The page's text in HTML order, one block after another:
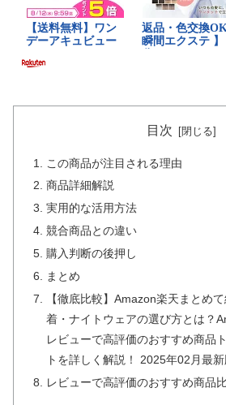
目次
この商品が注目される理由
商品詳細解説
実用的な活用方法
競合商品との違い
購入判断の後押し
まとめ
【徹底比較】Amazon楽天まとめ
着・ナイトウェアの選び方とは？
レビューで高評価のおすすめ商品
トを詳しく解説！ 2025年02月最新
レビューで高評価のおすすめ商品